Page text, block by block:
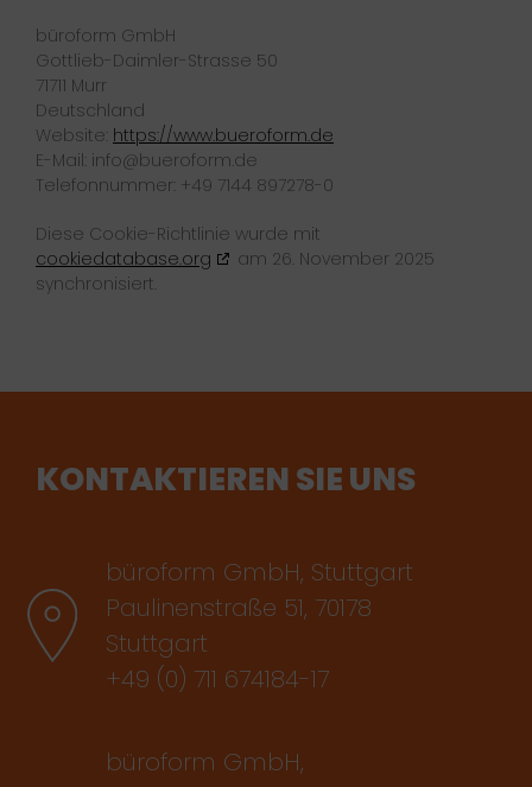
büroform GmbH
Gottlieb-Daimler-Strasse 50
71711 Murr
Deutschland
Website: https://www.bueroform.de
E-Mail: info@bueroform.de
Telefonnummer: +49 7144 897278-0
Diese Cookie-Richtlinie wurde mit
cookiedatabase.org
am 26. November 2025
synchronisiert.
KONTAKTIEREN SIE UNS
büroform GmbH, Stuttgart
Paulinenstraße 51, 70178
Stuttgart
+49 (0) 711 674184-17
büroform GmbH,